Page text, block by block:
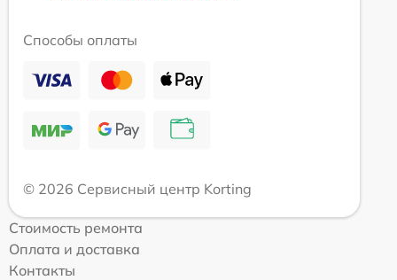
Способы оплаты
© 2026 Сервисный центр Korting
Стоимость ремонта
Оплата и доставка
Контакты